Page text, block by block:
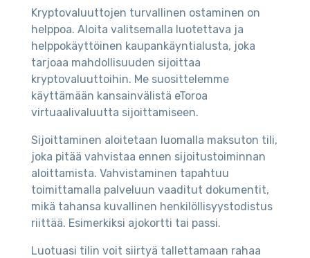
Kryptovaluuttojen turvallinen ostaminen on
helppoa. Aloita valitsemalla luotettava ja
helppokäyttöinen kaupankäyntialusta, joka
tarjoaa mahdollisuuden sijoittaa
kryptovaluuttoihin. Me suosittelemme
käyttämään kansainvälistä eToroa
virtuaalivaluutta sijoittamiseen.
Sijoittaminen aloitetaan luomalla maksuton tili,
joka pitää vahvistaa ennen sijoitustoiminnan
aloittamista. Vahvistaminen tapahtuu
toimittamalla palveluun vaaditut dokumentit,
mikä tahansa kuvallinen henkilöllisyystodistus
riittää. Esimerkiksi ajokortti tai passi.
Luotuasi tilin voit siirtyä tallettamaan rahaa